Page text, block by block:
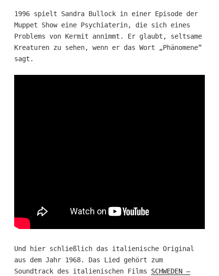
1996 spielt Sandra Bullock in einer Episode der
Muppet Show eine Psychiaterin, die sich eines
Problems von Kermit annimmt. Er glaubt, seltsame
Kreaturen zu sehen, wenn er das Wort „Phänomene“
sagt.
Und hier schließlich das italienische Original
aus dem Jahr 1968. Das Lied gehört zum
Soundtrack des italienischen Films SCHWEDEN –